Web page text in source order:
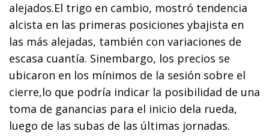
alejados.El trigo en cambio, mostró tendencia
alcista en las primeras posiciones ybajista en
las más alejadas, también con variaciones de
escasa cuantía. Sinembargo, los precios se
ubicaron en los mínimos de la sesión sobre el
cierre,lo que podría indicar la posibilidad de una
toma de ganancias para el inicio dela rueda,
luego de las subas de las últimas jornadas.